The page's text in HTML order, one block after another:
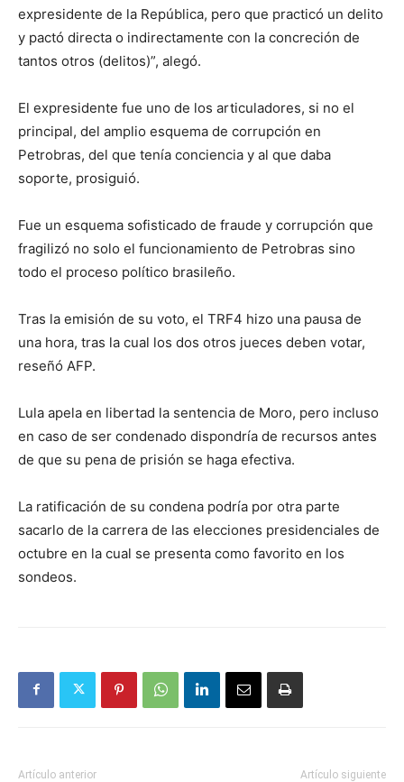
expresidente de la República, pero que practicó un delito
y pactó directa o indirectamente con la concreción de
tantos otros (delitos)”, alegó.
El expresidente fue uno de los articuladores, si no el
principal, del amplio esquema de corrupción en
Petrobras, del que tenía conciencia y al que daba
soporte, prosiguió.
Fue un esquema sofisticado de fraude y corrupción que
fragilizó no solo el funcionamiento de Petrobras sino
todo el proceso político brasileño.
Tras la emisión de su voto, el TRF4 hizo una pausa de
una hora, tras la cual los dos otros jueces deben votar,
reseñó AFP.
Lula apela en libertad la sentencia de Moro, pero incluso
en caso de ser condenado dispondría de recursos antes
de que su pena de prisión se haga efectiva.
La ratificación de su condena podría por otra parte
sacarlo de la carrera de las elecciones presidenciales de
octubre en la cual se presenta como favorito en los
sondeos.
Artículo anterior Artículo siguiente